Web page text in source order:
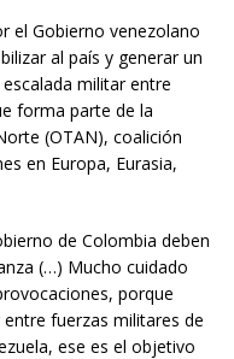
el Gobierno venezolano
al país y generar un
militar entre
forma parte de la
(OTAN), coalición
en Europa, Eurasia,
de Colombia deben
(…) Mucho cuidado
porque
fuerzas militares de
ese es el objetivo